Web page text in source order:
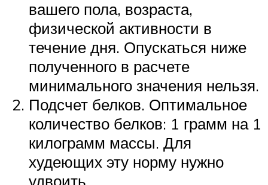
вашего пола, возраста,
физической активности в
течение дня. Опускаться ниже
полученного в расчете
минимального значения нельзя.
Подсчет белков. Оптимальное
количество белков: 1 грамм на 1
килограмм массы. Для
худеющих эту норму нужно
удвоить.